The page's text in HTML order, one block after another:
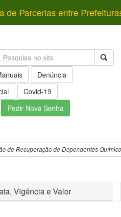
de Parcerias entre
Denúncia
Covid-19
Pedir Nova Senha
de Recuperação de Dependentes
Vigência e Valor